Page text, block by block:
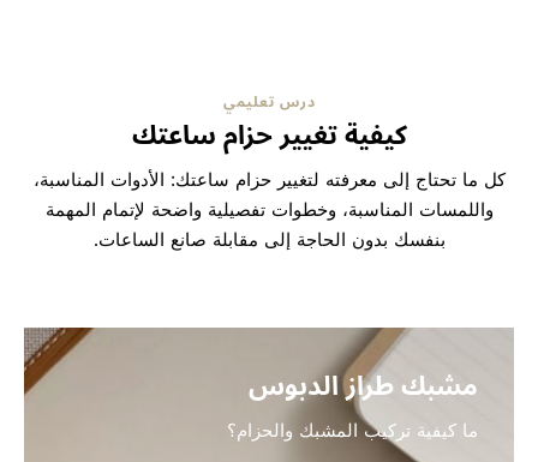
درس تعليمي
كيفية تغيير حزام ساعتك
كل ما تحتاج إلى معرفته لتغيير حزام ساعتك: الأدوات المناسبة،
واللمسات المناسبة، وخطوات تفصيلية واضحة لإتمام المهمة
بنفسك بدون الحاجة إلى مقابلة صانع الساعات.
مشبك طراز الدبوس
ما كيفية تركيب المشبك والحزام؟